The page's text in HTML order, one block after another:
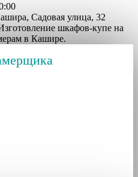
Садовая улица, 32
шкафов-купе на
в Кашире.